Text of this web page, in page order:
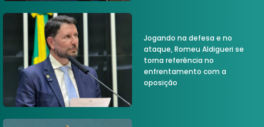
Jogando na defesa e no
ataque, Romeu Aldigueri se
torna referência no
enfrentamento com a
oposição